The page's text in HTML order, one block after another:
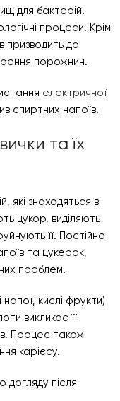
для бактерій.
процеси. Крім
призводить до
порожнин.
електричної
спиртних напоїв.
та їх
які знаходяться в
цукор, виділяють
її. Постійне
та цукерок,
проблем.
напої, кислі фрукти)
викликає її
Процес також
карієсу.
після